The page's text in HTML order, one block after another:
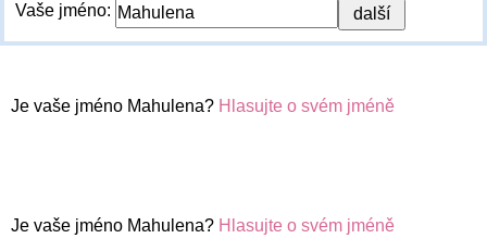
Vaše jméno:
Je vaše jméno Mahulena? Hlasujte o svém jméně
Je vaše jméno Mahulena? Hlasujte o svém jméně